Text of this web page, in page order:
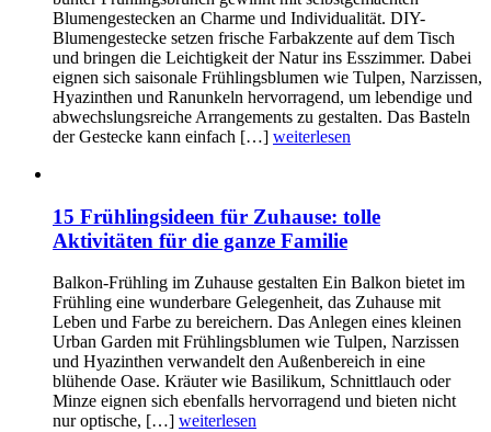
Blumengestecken an Charme und Individualität. DIY-
Blumengestecke setzen frische Farbakzente auf dem Tisch
und bringen die Leichtigkeit der Natur ins Esszimmer. Dabei
eignen sich saisonale Frühlingsblumen wie Tulpen, Narzissen,
Hyazinthen und Ranunkeln hervorragend, um lebendige und
abwechslungsreiche Arrangements zu gestalten. Das Basteln
der Gestecke kann einfach […] weiterlesen
15 Frühlingsideen für Zuhause: tolle
Aktivitäten für die ganze Familie
Balkon-Frühling im Zuhause gestalten Ein Balkon bietet im
Frühling eine wunderbare Gelegenheit, das Zuhause mit
Leben und Farbe zu bereichern. Das Anlegen eines kleinen
Urban Garden mit Frühlingsblumen wie Tulpen, Narzissen
und Hyazinthen verwandelt den Außenbereich in eine
blühende Oase. Kräuter wie Basilikum, Schnittlauch oder
Minze eignen sich ebenfalls hervorragend und bieten nicht
nur optische, […] weiterlesen